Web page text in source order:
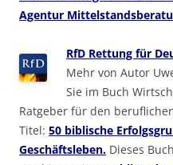
Agentur
RfD Rettung für
Mehr von Autor
Sie im Buch
Ratgeber für den
Titel: 50 biblische
Geschäftsleben. Dieses